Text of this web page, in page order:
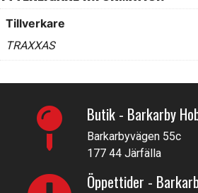
Tillverkare
TRAXXAS
Butik - Barkarby
Barkarbyvägen 55c
177 44 Järfälla
Öppettider -